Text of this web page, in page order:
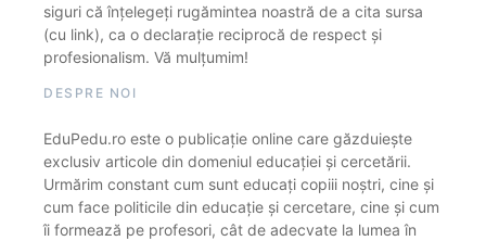
siguri că înțelegeți rugămintea noastră de a cita sursa
(cu link), ca o declarație reciprocă de respect și
profesionalism. Vă mulțumim!
DESPRE NOI
EduPedu.ro este o publicație online care găzduiește
exclusiv articole din domeniul educației și cercetării.
Urmărim constant cum sunt educați copiii noștri, cine și
cum face politicile din educație și cercetare, cine și cum
îi formează pe profesori, cât de adecvate la lumea în